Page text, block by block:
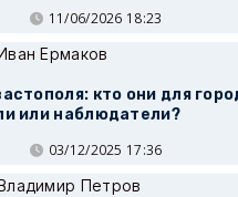
11/06/2026 18:23
Ермаков
кто они для
или наблюдатели?
03/12/2025 17:36
Петров